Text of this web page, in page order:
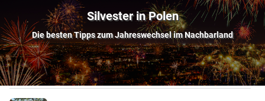
KREDITKARTEN
ESIM
REISEBLOG
Silvester in Polen
Die besten Tipps zum Jahreswechsel im Nachbarland